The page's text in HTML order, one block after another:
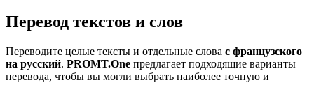
Перевод текстов и слов
Переводите целые тексты и отдельные слова с французского
на русский. PROMT.One предлагает подходящие варианты
перевода, чтобы вы могли выбрать наиболее точную и